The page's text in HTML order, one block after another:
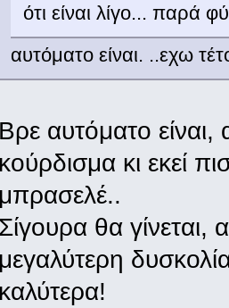
ότι είναι λίγο... παρά
αυτόματο είναι. ..εχω
Βρε αυτόματο είναι,
κούρδισμα κι εκεί
μπρασελέ..
Σίγουρα θα γίνεται,
μεγαλύτερη
καλύτερα!